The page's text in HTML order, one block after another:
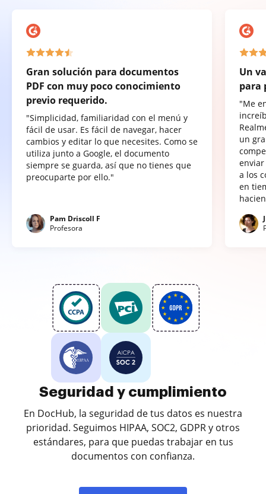
Gran solución para documentos
PDF con muy poco conocimiento
previo requerido.
"Simplicidad, familiaridad con el menú y
fácil de usar. Es fácil de navegar, hacer
cambios y editar lo que necesites. Como se
utiliza junto a Google, el documento
siempre se guarda, así que no tienes que
preocuparte por ello."
Pam Driscoll F
Profesora
Un
para
"Me
un
a los
en
Seguridad y cumplimiento
En DocHub, la seguridad de tus datos es nuestra
prioridad. Seguimos HIPAA, SOC2, GDPR y otros
estándares, para que puedas trabajar en tus
documentos con confianza.